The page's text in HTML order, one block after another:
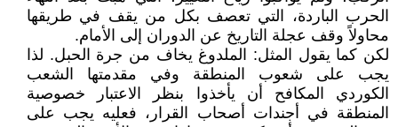
الحرب الباردة، التي تعصف بكل من يقف في طريقها
محاولاً وقف عجلة التاريخ عن الدوران إلى الأمام.
لكن كما يقول المثل: الملدوغ يخاف من جرة الحبل. لذا
يجب على شعوب المنطقة وفي مقدمتها الشعب
الكوردي المكافح أن يأخذوا بنظر الاعتبار خصوصية
المنطقة في أجندات أصحاب القرار، فعليه يجب على